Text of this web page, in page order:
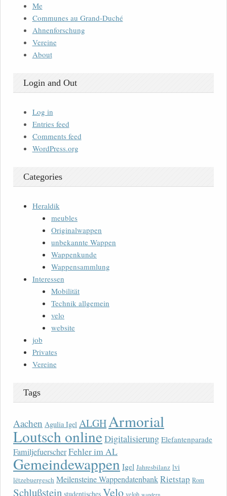
Me
Communes au Grand-Duché
Ahnenforschung
Vereine
About
Login and Out
Log in
Entries feed
Comments feed
WordPress.org
Categories
Heraldik
meubles
Originalwappen
unbekannte Wappen
Wappenkunde
Wappensammlung
Interessen
Mobilität
Technik allgemein
velo
website
job
Privates
Vereine
Tags
Aachen Agulia Igel ALGHArmorial
Loutsch onlineDigitalisierung Elefantenparade
FamiljefuerscherFehler im AL
Gemeindewappen Igel Jahresbilanz lvi
lëtzebuergesch Meilensteine WappendatenbankRietstap Rom
Schlußstein studentisches Velo